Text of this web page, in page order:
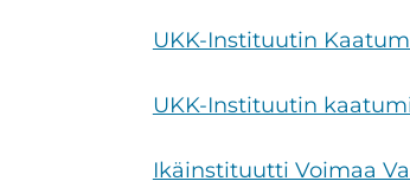
UKK-Instituutin
UKK-Instituutin
Ikäinstituutti Voimaa